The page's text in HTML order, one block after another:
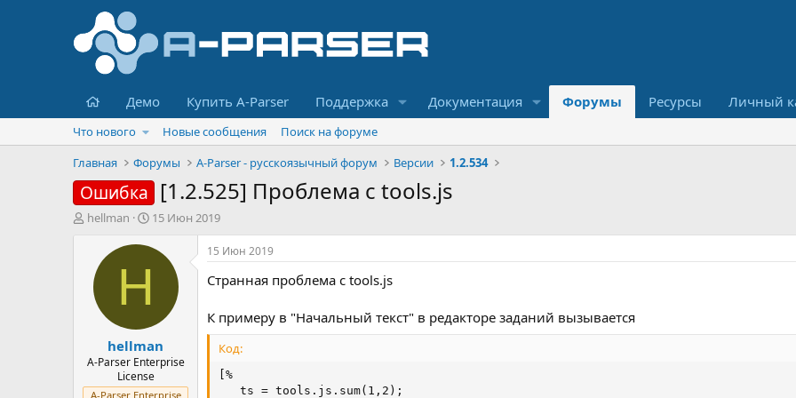
Главная
Демо Купить A-Parser Поддержка Документация Форумы Ресурсы Личный
Что нового Новые сообщения
Поиск на форуме
Главная
Форумы A-Parser - русскоязычный форум Версии 1.2.534
Ошибка [1.2.525] Проблема с tools.js
А
hellman
Д
т
а
л
а
15 Июн 2019
H
hellman
A-Parser Enterprise
License
A-Parser Enterprise
15 Июн 2019
Странная проблема с tools.js
К примеру в "Начальный текст" в редакторе заданий вызывается
Код:
[%
   ts = tools.js.sum(1,2);